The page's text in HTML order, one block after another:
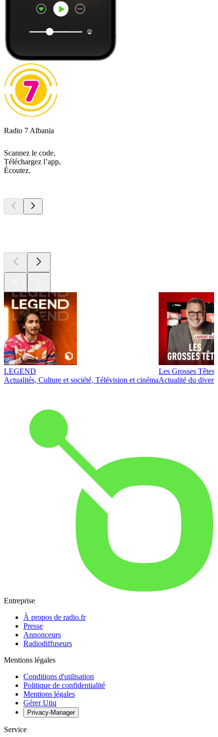
Radio 7 Albania
Scannez le code,
Téléchargez l’app,
Écoutez.
LEGEND
Actualités, Culture et société, Télévision et cinéma
Les Grosses Têtes
Actualité du
Entreprise
À propos de radio.fr
Presse
Annonceurs
Radiodiffuseurs
Mentions légales
Conditions d'utilisation
Politique de confidentialité
Mentions légales
Gérer Utiq
Privacy-Manager
Service